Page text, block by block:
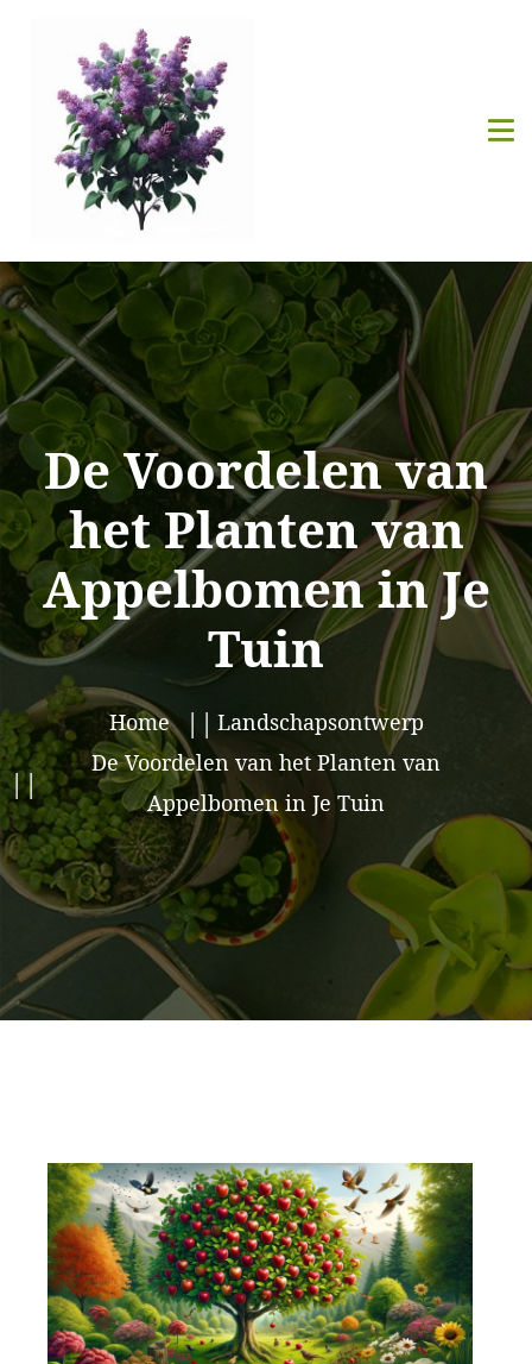
De Voordelen van
het Planten van
Appelbomen in Je
Tuin
Home
Landschapsontwerp
De Voordelen van het Planten van
Appelbomen in Je Tuin